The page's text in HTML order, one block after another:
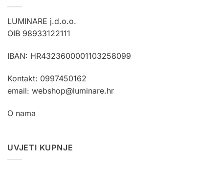
LUMINARE j.d.o.o.
OIB 98933122111
IBAN: HR4323600001103258099
Kontakt: 0997450162
email: webshop@luminare.hr
O nama
UVJETI KUPNJE